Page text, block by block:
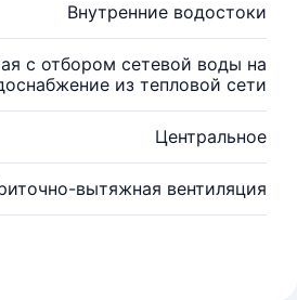
Внутренние водостоки
с отбором сетевой воды на
из тепловой сети
Центральное
вытяжная вентиляция